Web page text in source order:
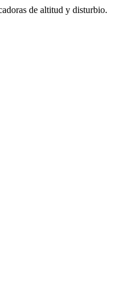
de altitud y disturbio.